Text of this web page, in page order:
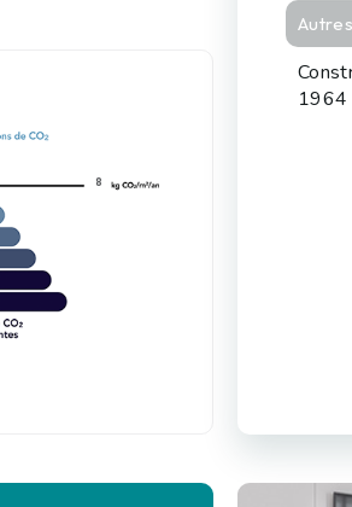
8
Autres
1964